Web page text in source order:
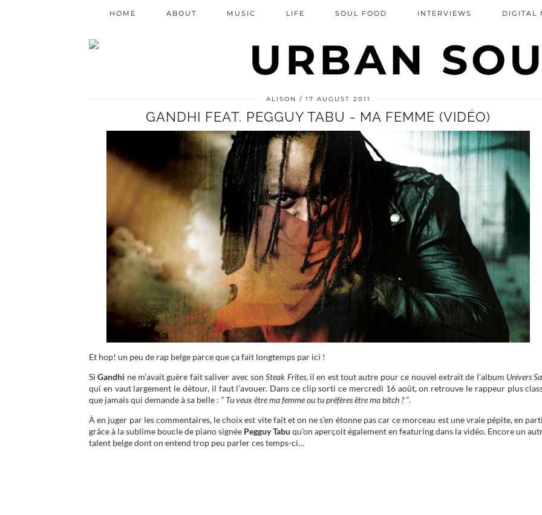
HOME ABOUT MUSIC LIFE SOUL FOOD INTERVIEWS DIGITAL
ALISON 17 AUGUST 2011
GANDHI FEAT. PEGGUY TABU - MA FEMME (VIDÉO)
Et hop! un peu de rap belge parce que ça fait longtemps par ici !
SiGandhi ne m’avait guère fait saliver avec son Steak Frites, il en est tout autre pour ce nouvel extrait de l’album Univers
qui en vaut largement le détour, il faut l’avouer. Dans ce clip sorti ce mercredi 16 août, on retrouve le rappeur plus
que jamais qui demande à sa belle : ” Tu veux être ma femme ou tu préfères être ma bitch ? “.
À en juger par les commentaires, le choix est vite fait et on ne s’en étonne pas car ce morceau est une vraie pépite, en
grâce à la sublime boucle de piano signée Pegguy Tabu qu’on aperçoit également en featuring dans la vidéo. Encore un
talent belge dont on entend trop peu parler ces temps-ci…